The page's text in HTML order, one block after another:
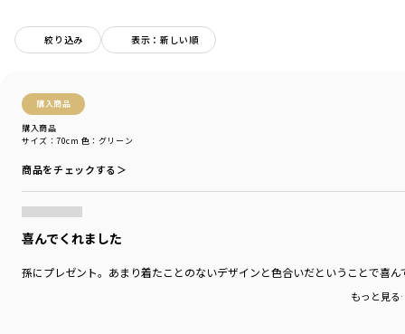
絞り込み 表示：新しい順
購入商品
購入商品
サイズ：70cm 色：グリーン
商品をチェックする＞
喜んでくれました
孫にプレゼント。あまり着たことのないデザインと色合いだということで喜ん
もっと見